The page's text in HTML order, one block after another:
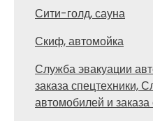
Сити-голд, сауна
Скиф, автомойка
Служба эвакуации
заказа спецтехники,
автомобилей и заказа